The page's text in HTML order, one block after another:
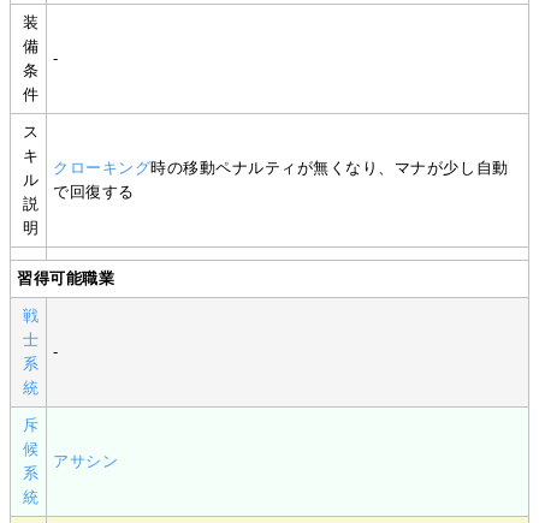
装
備
条
件
-
ス
キ
ル
説
明
クローキング時の移動ペナルティが無くなり、マナが少し自動
で回復する
習得可能職業
戦
士
系
統
-
斥
候
系
統
アサシン